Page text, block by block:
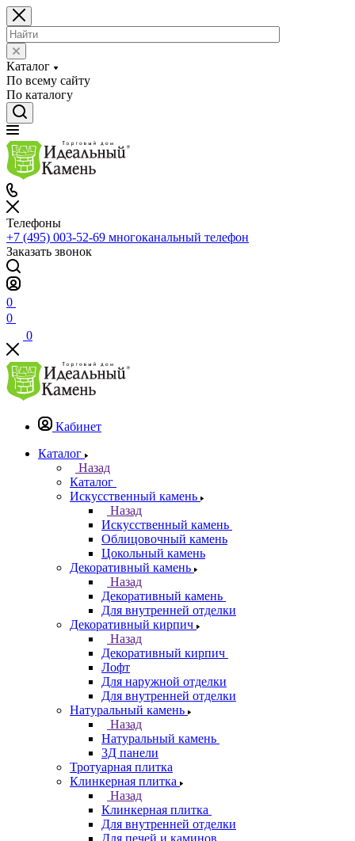
Каталог
По всему сайту
По каталогу
Телефоны
+7 (495) 003-52-69 многоканальный телефон
Заказать звонок
0
0
0
Кабинет
Каталог
Назад
Каталог
Искусственный камень
Назад
Искусственный камень
Облицовочный камень
Цокольный камень
Декоративный камень
Назад
Декоративный камень
Для внутренней отделки
Декоративный кирпич
Назад
Декоративный кирпич
Лофт
Для наружной отделки
Для внутренней отделки
Натуральный камень
Назад
Натуральный камень
3Д панели
Тротуарная плитка
Клинкерная плитка
Назад
Клинкерная плитка
Для внутренней отделки
Для печей и каминов